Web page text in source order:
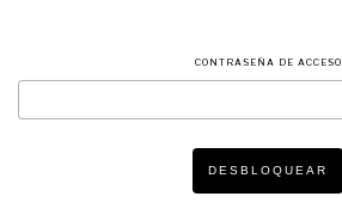
CONTRASEÑA DE ACCESO
DESBLOQUEAR